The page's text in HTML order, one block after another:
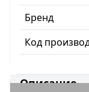
Бренд
Код
Описание